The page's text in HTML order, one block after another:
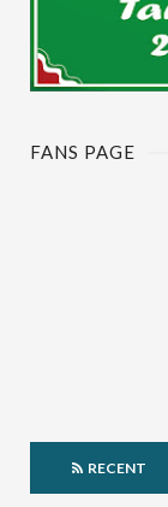
FANS PAGE
RECENT